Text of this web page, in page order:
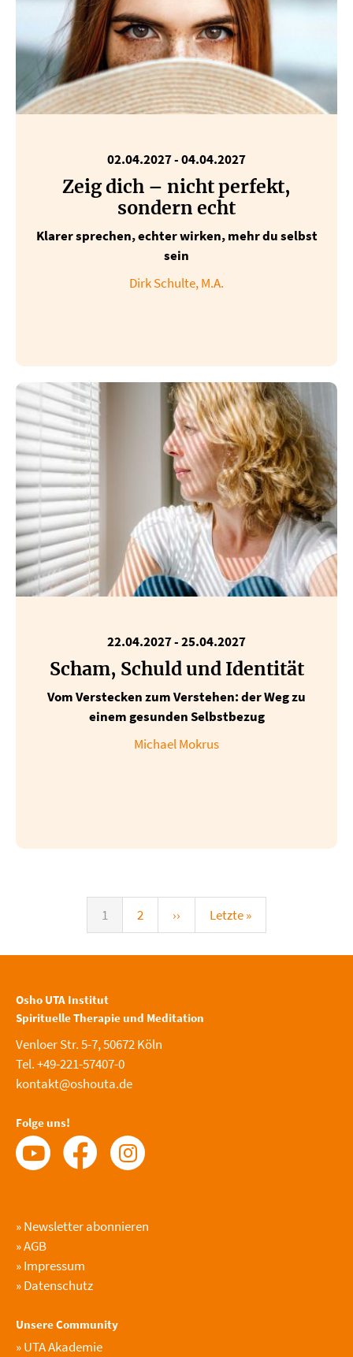
02.04.2027-04.04.2027
Zeig dich – nicht perfekt,
sondern echt
Klarer sprechen, echter wirken, mehr du selbst
sein
Dirk Schulte, M.A.
22.04.2027-25.04.2027
Scham, Schuld und Identität
Vom Verstecken zum Verstehen: der Weg zu
einem gesunden Selbstbezug
Michael Mokrus
Aktuelle
Seite
1 Seite
2
Nächste
Seite
››
Letzte
Seite
Letzte »
Osho UTA Institut
Spirituelle Therapie und Meditation
Venloer Str. 5-7, 50672 Köln
Tel. +49-221-57407-0
kontakt@oshouta.de
Folge uns!
»Newsletter abonnieren
»AGB
»Impressum
»Datenschutz
Unsere Community
»UTA Akademie